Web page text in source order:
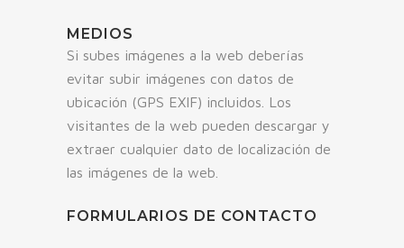
MEDIOS
Si subes imágenes a la web deberías
evitar subir imágenes con datos de
ubicación (GPS EXIF) incluidos. Los
visitantes de la web pueden descargar y
extraer cualquier dato de localización de
las imágenes de la web.
FORMULARIOS DE CONTACTO